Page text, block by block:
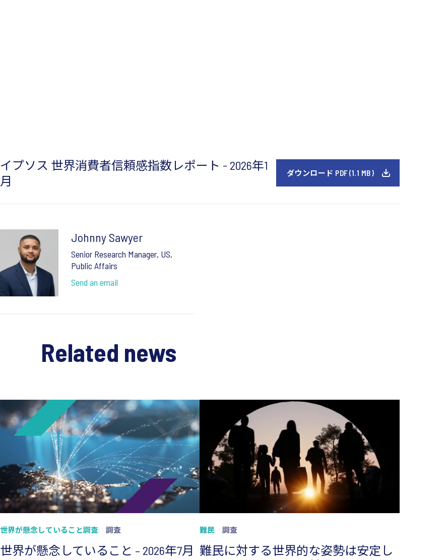
イプソス 世界消費者信頼感指数レポート - 2026年1
月
ダウンロード PDF (1.1 MB)
Johnny Sawyer
Senior Research Manager, US,
Public Affairs
Send an email
Related news
世界が懸念していること調査 調査
世界が懸念していること – 2026年7月
難民 調査
難民に対する世界的な姿勢は安定し